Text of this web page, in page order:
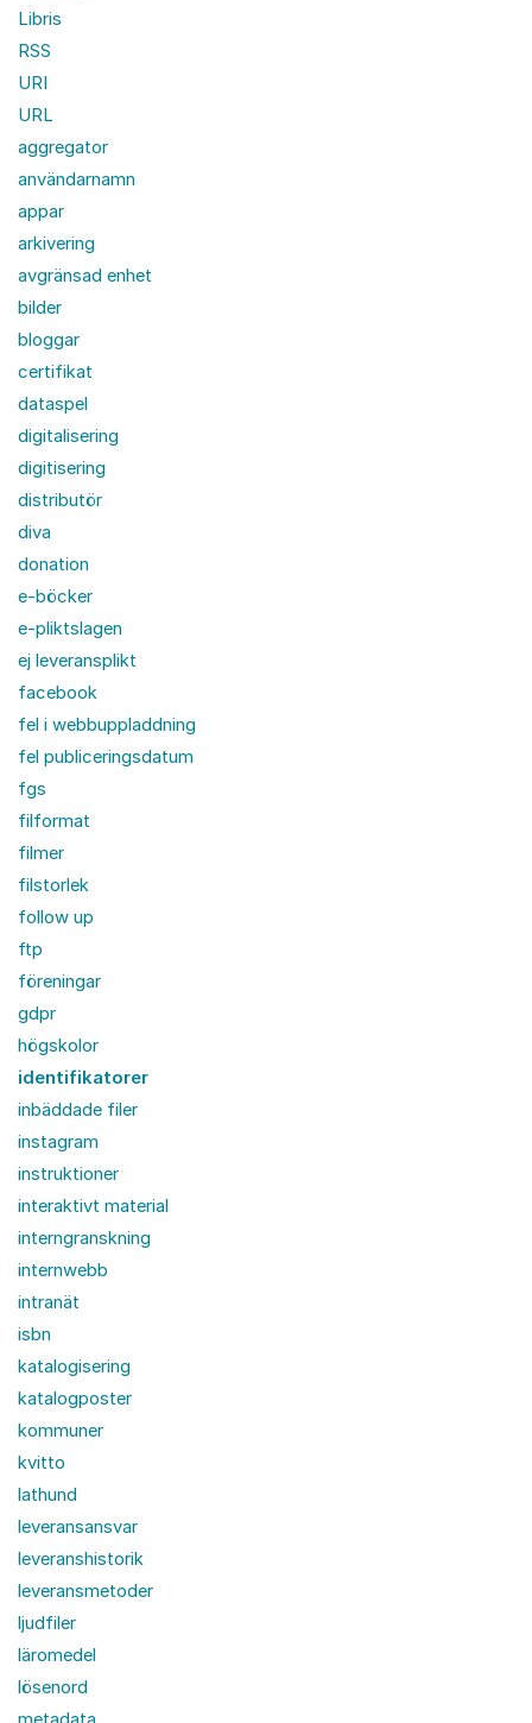
Libris
RSS
URI
URL
aggregator
användarnamn
appar
arkivering
avgränsad enhet
bilder
bloggar
certifikat
dataspel
digitalisering
digitisering
distributör
diva
donation
e-böcker
e-pliktslagen
ej leveransplikt
facebook
fel i webbuppladdning
fel publiceringsdatum
fgs
filformat
filmer
filstorlek
follow up
ftp
föreningar
gdpr
högskolor
identifikatorer
inbäddade filer
instagram
instruktioner
interaktivt material
interngranskning
internwebb
intranät
isbn
katalogisering
katalogposter
kommuner
kvitto
lathund
leveransansvar
leveranshistorik
leveransmetoder
ljudfiler
läromedel
lösenord